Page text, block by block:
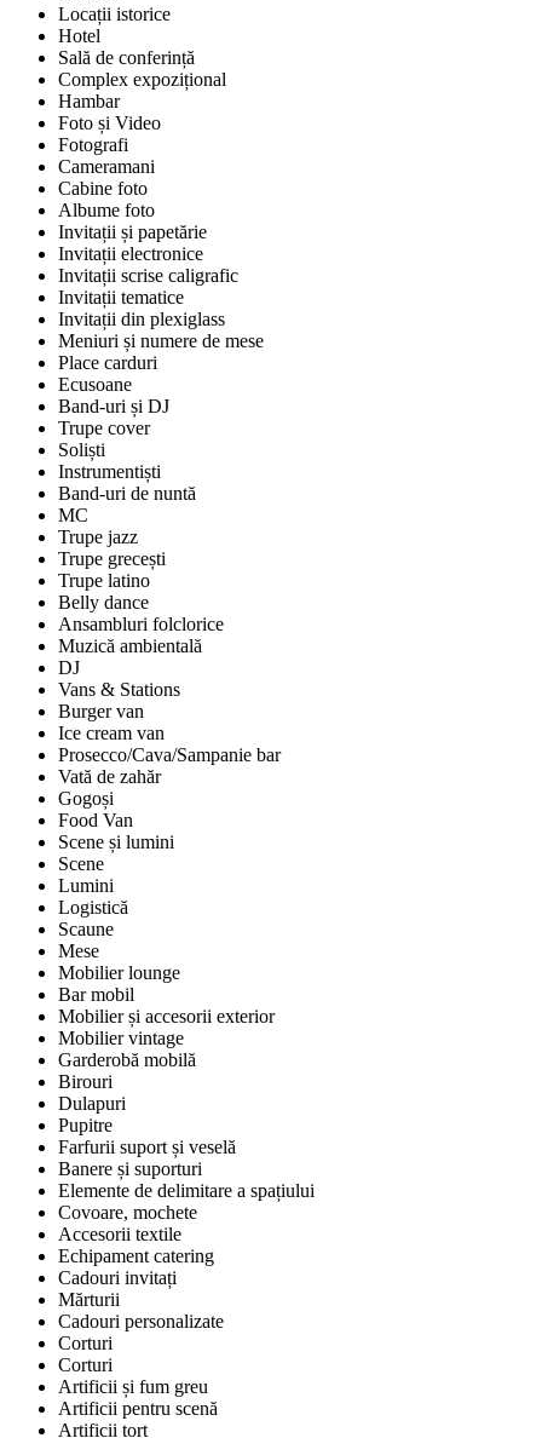
Locații istorice
Hotel
Sală de conferință
Complex expozițional
Hambar
Foto și Video
Fotografi
Cameramani
Cabine foto
Albume foto
Invitații și papetărie
Invitații electronice
Invitații scrise caligrafic
Invitații tematice
Invitații din plexiglass
Meniuri și numere de mese
Place carduri
Ecusoane
Band-uri și DJ
Trupe cover
Soliști
Instrumentiști
Band-uri de nuntă
MC
Trupe jazz
Trupe grecești
Trupe latino
Belly dance
Ansambluri folclorice
Muzică ambientală
DJ
Vans & Stations
Burger van
Ice cream van
Prosecco/Cava/Sampanie bar
Vată de zahăr
Gogoși
Food Van
Scene și lumini
Scene
Lumini
Logistică
Scaune
Mese
Mobilier lounge
Bar mobil
Mobilier și accesorii exterior
Mobilier vintage
Garderobă mobilă
Birouri
Dulapuri
Pupitre
Farfurii suport și veselă
Banere și suporturi
Elemente de delimitare a spațiului
Covoare, mochete
Accesorii textile
Echipament catering
Cadouri invitați
Mărturii
Cadouri personalizate
Corturi
Corturi
Artificii și fum greu
Artificii pentru scenă
Artificii tort